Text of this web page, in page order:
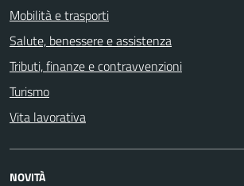
Mobilità e trasporti
Salute, benessere e assistenza
Tributi, finanze e contravvenzioni
Turismo
Vita lavorativa
NOVITÀ